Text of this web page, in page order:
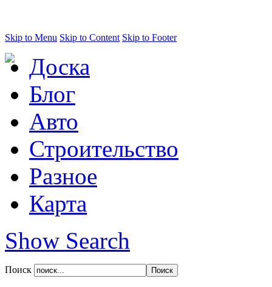
Skip to Menu Skip to Content Skip to Footer
Доска
Блог
Авто
Строительство
Разное
Карта
Show Search
Поиск